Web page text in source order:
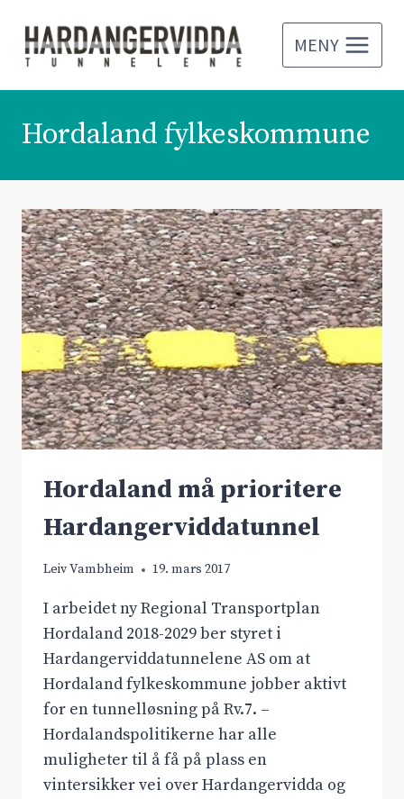
content
MENY
Hordaland fylkeskommune
Hordaland må prioritere
Hardangerviddatunnel
Leiv Vambheim 19. mars 2017
I arbeidet ny Regional Transportplan
Hordaland 2018-2029 ber styret i
Hardangerviddatunnelene AS om at
Hordaland fylkeskommune jobber aktivt
for en tunnelløsning på Rv.7. –
Hordalandspolitikerne har alle
muligheter til å få på plass en
vintersikker vei over Hardangervidda og